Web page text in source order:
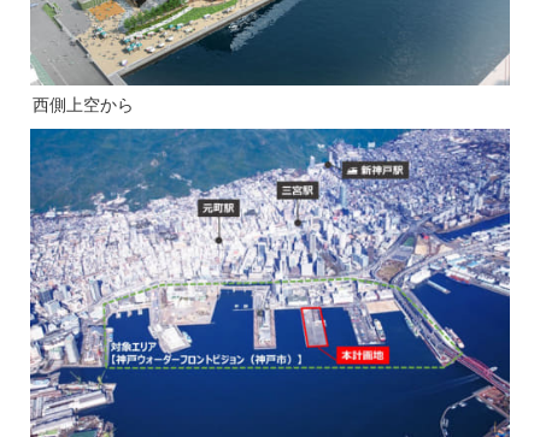
西側上空から